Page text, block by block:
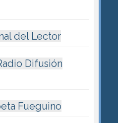
del Lector
Difusión
Fueguino